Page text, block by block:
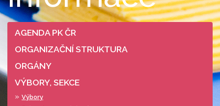
AGENDA PK ČR
ORGANIZAČNÍ STRUKTURA
ORGÁNY
VÝBORY, SEKCE
Výbory